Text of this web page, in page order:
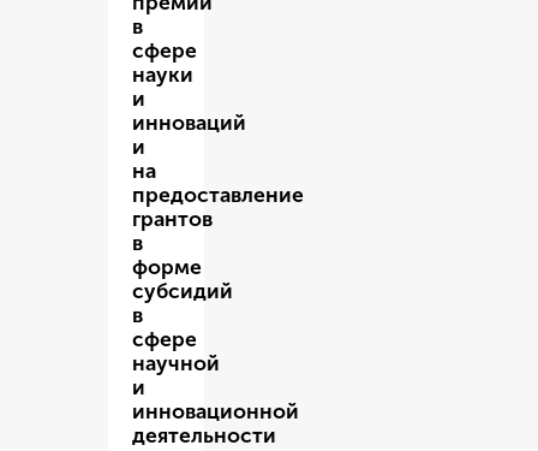
в
сфере
науки
и
инноваций
и
на
предоставление
грантов
в
форме
субсидий
в
сфере
научной
и
инновационной
деятельности